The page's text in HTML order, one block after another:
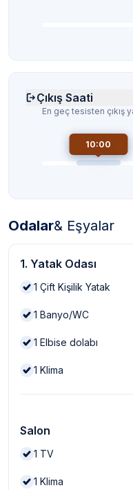
Çıkış Saati
En geç tesisten çıkış
10:00
Odalar& Eşyalar
1. Yatak Odası
1 Çift Kişilik Yatak
1 Banyo/WC
1 Elbise dolabı
1 Klima
Salon
1 TV
1 Klima